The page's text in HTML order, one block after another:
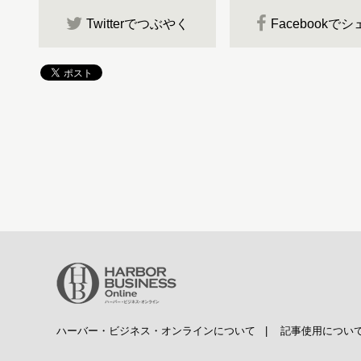
Twitterでつぶやく Facebookでシ
ハーバー・ビジネス・オンラインについて 記事使用につい